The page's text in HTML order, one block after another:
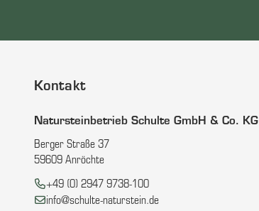
Kontakt
Natursteinbetrieb Schulte GmbH & Co. KG
Berger Straße 37
59609 Anröchte
Telefon:
+49 (0) 2947 9738-100
E-Mail:
info@schulte-naturstein.de